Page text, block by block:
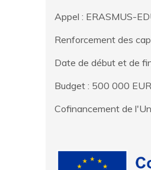
Appel : ERASMUS-
Renforcement des
Date de début et de
Budget : 500 000
Cofinancement de